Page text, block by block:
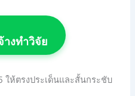
างทำวิจัย
ให้ตรงประเด็นและสั้นกระชับ